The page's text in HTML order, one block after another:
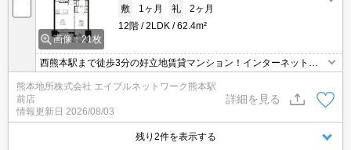
画像：21枚
敷
1ヶ月 礼
2ヶ月
12階
2LDK 62.4m²
西熊本駅まで徒歩3分の好立地賃貸マンション！インターネット無
料で月々の通信費がお得☆オール電化でガス代いらず♪大切なペット
と暮らせるお部屋です♪（応相談、飼育時家賃3,000円追加、敷引1
熊本地所株式会社 エイブルネットワーク熊本駅
前店
情報更新日 2026/08/03
詳細を見る
残り2件を表示する